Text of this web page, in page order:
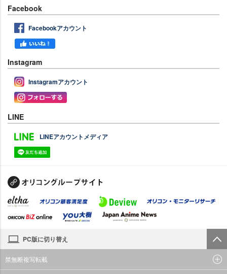
Facebook
Facebookアカウント
Instagram
Instagramアカウント
LINE
LINEアカウントメディア
PC版に切り替え
禁無断複写転載